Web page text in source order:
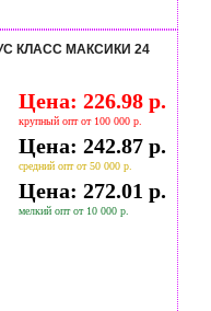
КЛАСС МАКСИКИ 24
Цена: 226.98 р.
крупный опт от 100 000 р.
Цена: 242.87 р.
средний опт от 50 000 р.
Цена: 272.01 р.
мелкий опт от 10 000 р.